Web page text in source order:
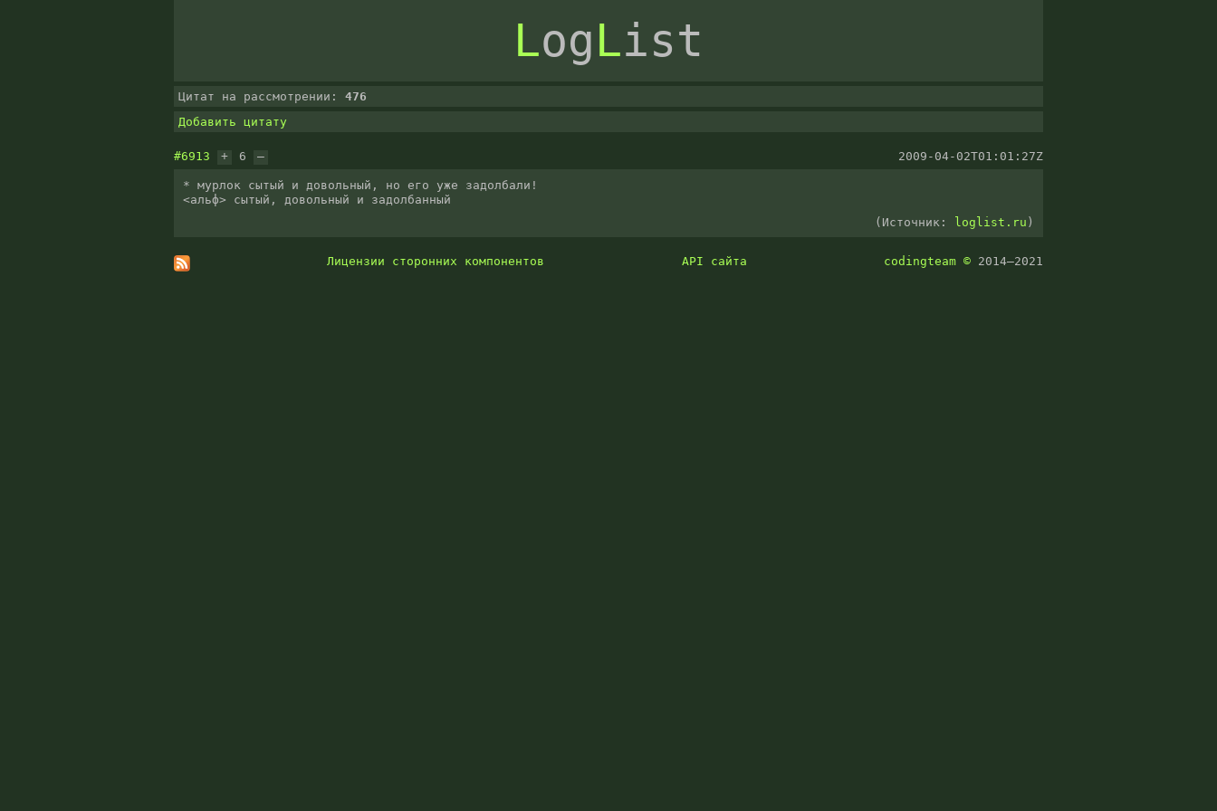
LogList
Цитат на рассмотрении: 476
Добавить цитату
#6913 + 6 – 2009-04-02T01:01:27Z
* мурлок сытый и довольный, но его уже задолбали!
<альф> сытый, довольный и задолбанный
(Источник:
loglist.ru )
Лицензии сторонних компонентов API сайта codingteam©2014–2021